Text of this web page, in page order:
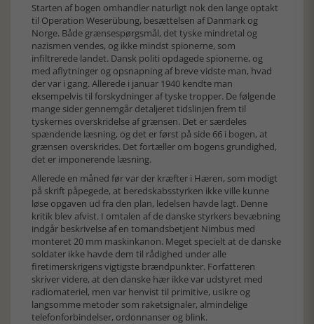
Starten af bogen omhandler naturligt nok den lange optakt
til Operation Weserübung, besættelsen af Danmark og
Norge. Både grænsespørgsmål, det tyske mindretal og
nazismen vendes, og ikke mindst spionerne, som
infiltrerede landet. Dansk politi opdagede spionerne, og
med aflytninger og opsnapning af breve vidste man, hvad
der var i gang. Allerede i januar 1940 kendte man
eksempelvis til forskydninger af tyske tropper. De følgende
mange sider gennemgår detaljeret tidslinjen frem til
tyskernes overskridelse af grænsen. Det er særdeles
spændende læsning, og det er først på side 66 i bogen, at
grænsen overskrides. Det fortæller om bogens grundighed,
det er imponerende læsning.
Allerede en måned før var der kræfter i Hæren, som modigt
på skrift påpegede, at beredskabsstyrken ikke ville kunne
løse opgaven ud fra den plan, ledelsen havde lagt. Denne
kritik blev afvist. I omtalen af de danske styrkers bevæbning
indgår beskrivelse af en tomandsbetjent Nimbus med
monteret 20 mm maskinkanon. Meget specielt at de danske
soldater ikke havde dem til rådighed under alle
firetimerskrigens vigtigste brændpunkter. Forfatteren
skriver videre, at den danske hær ikke var udstyret med
radiomateriel, men var henvist til primitive, usikre og
langsomme metoder som raketsignaler, almindelige
telefonforbindelser, ordonnanser og blink.